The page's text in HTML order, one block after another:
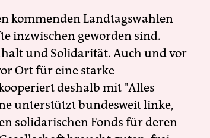
kommenden Landtagswahlen
inzwischen geworden sind.
und Solidarität. Auch und vor
Ort für eine starke
deshalb mit "Alles
unterstützt bundesweit linke,
solidarischen Fonds für deren